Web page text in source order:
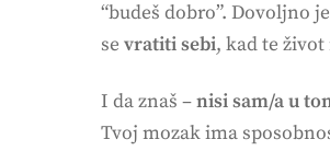
“budeš dobro”. Dovoljno
se vratiti sebi, kad te
I da znaš –nisi sam/a u
Tvoj mozak ima